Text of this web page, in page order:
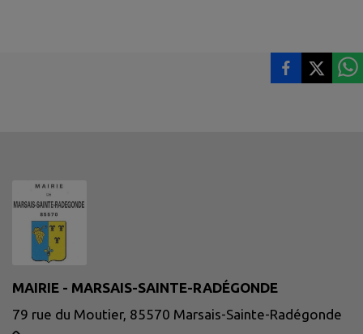
MAIRIE - MARSAIS-SAINTE-RADÉGONDE
79 rue du Moutier, 85570 Marsais-Sainte-Radégonde